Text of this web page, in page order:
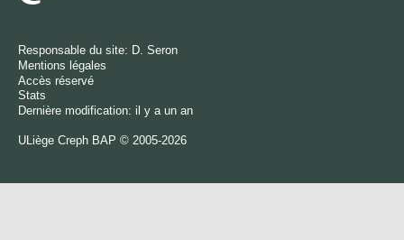
Responsable du site: D. Seron
Mentions légales
Accès réservé
Stats
Dernière modification: il y a un an
ULiège Creph BAP © 2005-2026